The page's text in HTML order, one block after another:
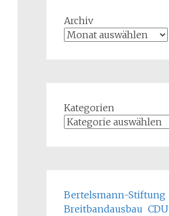
Archiv
Kategorien
Bertelsmann-Stiftung
Breitbandausbau CDU